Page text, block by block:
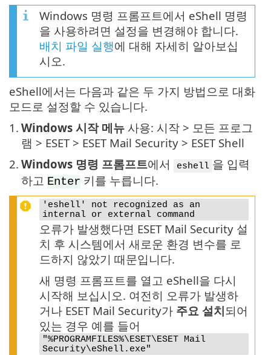
Windows 명령 프롬프트에서 eShell 명령
을 사용하려면 설정을 변경해야 합니다.
배치 파일 실행에 대해 자세히 알아보십
시오.
eShell에서는 다음과 같은 두 가지 방법으로 대화
모드로 설정할 수 있습니다.
1. Windows 시작 메뉴 사용: 시작 > 모든 프로그
램 > ESET > ESET Mail Security > ESET Shell
2. Windows 명령 프롬프트에서 eshell 을 입력
하고 Enter 키를 누릅니다.
'eshell' not recognized as an
internal or external command
오류가 발생했다면 ESET Mail Security 설
치 후 시스템에서 새로운 환경 변수를 로
드하지 않았기 때문입니다.
새 명령 프롬프트를 열고 eShell을 다시
시작해 보십시오. 여전히 오류가 발생하
거나 ESET Mail Security가 주요 설치되어
있는 경우 예를 들어
"%PROGRAMFILES%\ESET\ESET Mail
Security\eShell.exe"